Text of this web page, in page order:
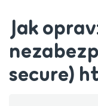
Jak
secure)